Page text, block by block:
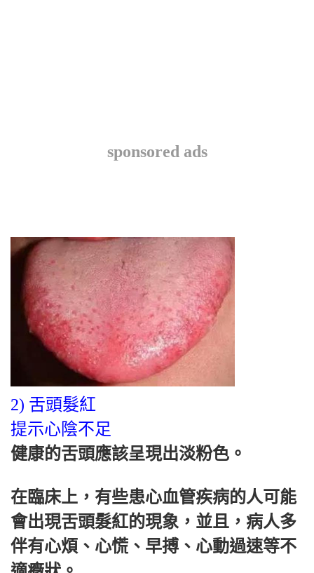
sponsored ads
2) 舌頭髮紅
提示心陰不足
健康的舌頭應該呈現出淡粉色。
在臨床上，有些患心血管疾病的人可能
會出現舌頭髮紅的現象，並且，病人多
伴有心煩、心慌、早搏、心動過速等不